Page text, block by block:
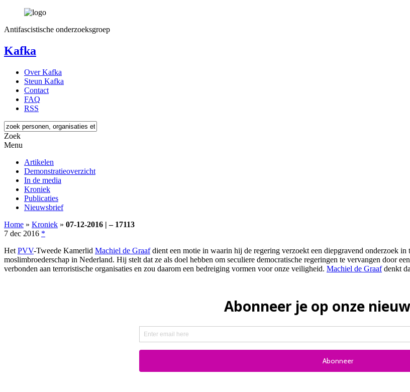
Antifascistische onderzoeksgroep
Kafka
Over Kafka
Steun Kafka
Contact
FAQ
RSS
Zoek
Menu
Artikelen
Demonstratieoverzicht
In de media
Kroniek
Publicaties
Nieuwsbrief
Home » Kroniek » 07-12-2016 | – 17113
7 dec 2016 *
Het PVV-Tweede Kamerlid Machiel de Graafdient een motie in waarin hij de regering verzoekt een diepgravend onderzoek
moslimbroederschap in Nederland. Hij stelt dat ze als doel hebben om seculiere democratische regeringen te vervangen door
verbonden aan terroristische organisaties en zou daarom een bedreiging vormen voor onze veiligheid. Machiel de Graafdenkt